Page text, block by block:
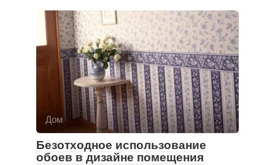
Дом
Безотходное использование
обоев в дизайне помещения